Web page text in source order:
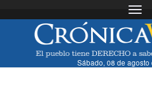
Sábado, 08 de agosto